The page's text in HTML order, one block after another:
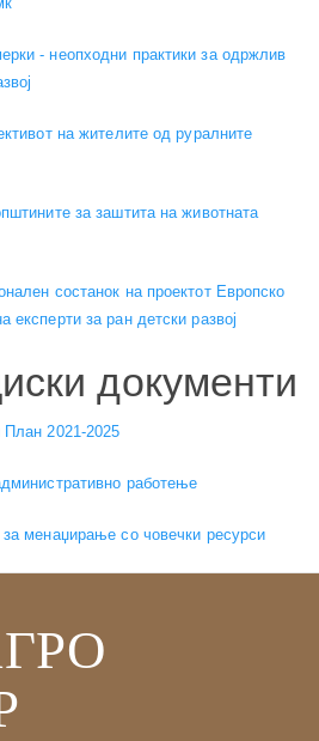
- неопходни практики за одржлив
на жителите од руралните
за заштита на животната
состанок на проектот Европско
експерти за ран детски развој
документи
План 2021-2025
работење
за менаџирање со човечки ресурси